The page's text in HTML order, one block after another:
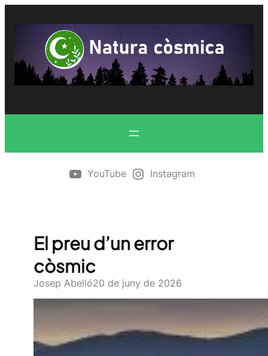
contingut
YouTube Instagram
El preu d’un error
còsmic
Josep Abelló20 de juny de 2026